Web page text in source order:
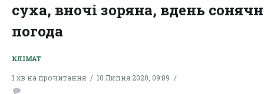
суха, вночі зоряна, вдень
погода
КЛІМАТ
1 хв на прочитання 10 Липня 2020, 09:09